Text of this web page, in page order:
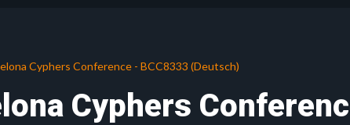
Cyphers Conference - BCC8333 (Deutsch)
Cyphers